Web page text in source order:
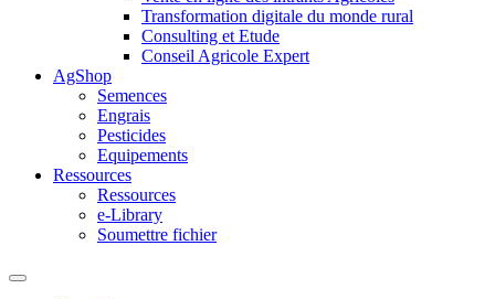
Transformation digitale du monde rural
Consulting et Etude
Conseil Agricole Expert
AgShop
Semences
Engrais
Pesticides
Equipements
Ressources
Ressources
e-Library
Soumettre fichier